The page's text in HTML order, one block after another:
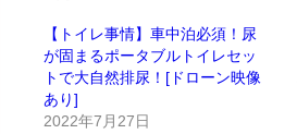
【トイレ事情】車中泊必須！尿
が固まるポータブルトイレセッ
トで大自然排尿！[ドローン映像
あり]
2022年7月27日